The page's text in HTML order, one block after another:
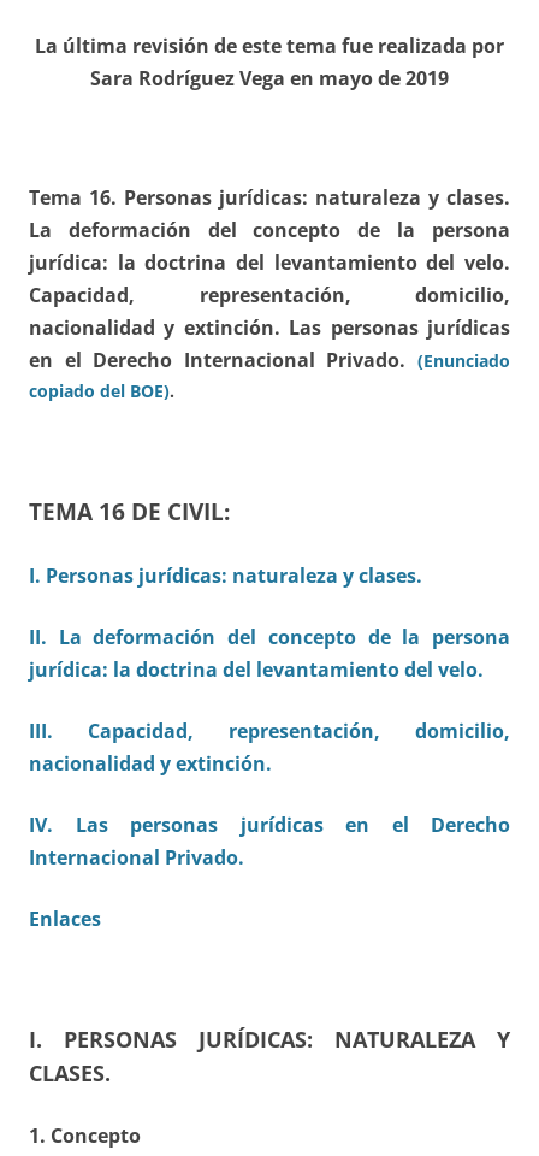
La última revisión de este tema fue realizada por
Sara Rodríguez Vega en mayo de 2019
Tema 16. Personas jurídicas: naturaleza y clases.
La deformación del concepto de la persona
jurídica: la doctrina del levantamiento del velo.
Capacidad, representación, domicilio,
nacionalidad y extinción. Las personas jurídicas
en el Derecho Internacional Privado. (Enunciado
copiado del BOE).
TEMA 16 DE CIVIL:
I. Personas jurídicas: naturaleza y clases.
II. La deformación del concepto de la persona
jurídica: la doctrina del levantamiento del velo.
III. Capacidad, representación, domicilio,
nacionalidad y extinción.
IV. Las personas jurídicas en el Derecho
Internacional Privado.
Enlaces
I. PERSONAS JURÍDICAS: NATURALEZA Y
CLASES.
1. Concepto